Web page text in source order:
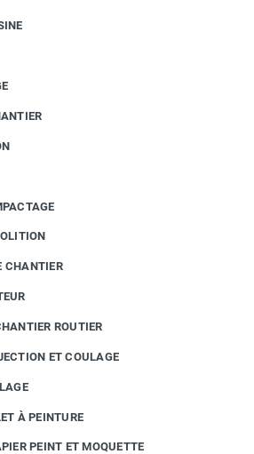
CHANTIER
ROUTIER
ET COULAGE
À PEINTURE
PEINT ET MOQUETTE